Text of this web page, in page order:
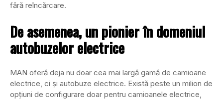
fără reîncărcare.
De asemenea, un pionier în domeniul
autobuzelor electrice
MAN oferă deja nu doar cea mai largă gamă de camioane
electrice, ci și autobuze electrice. Există peste un milion de
opțiuni de configurare doar pentru camioanele electrice,